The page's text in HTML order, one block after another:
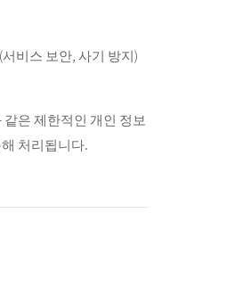
비스 보안, 사기 방지)
은 제한적인 개인 정보
처리됩니다.